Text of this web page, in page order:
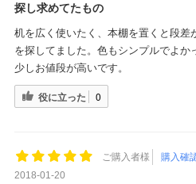
探し求めてたもの
机を広く使いたく、本棚を置くと段差
を探してました。色もシンプルでよか
少しお値段が高いです。
役に立った 0
ご購入者様
購入確
2018-01-20